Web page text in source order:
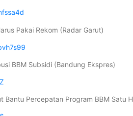
Pakai Rekom (Radar Garut)
BBM Subsidi (Bandung Ekspres)
Bantu Percepatan Program BBM Satu